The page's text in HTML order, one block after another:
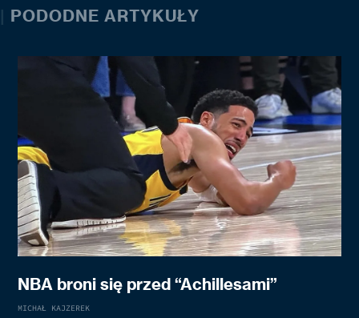
| PODODNE ARTYKUŁY
NBA broni się przed “Achillesami”
MICHAŁ KAJZEREK